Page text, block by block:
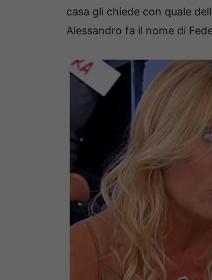
casa gli chiede con quale
Alessandro fa il nome di